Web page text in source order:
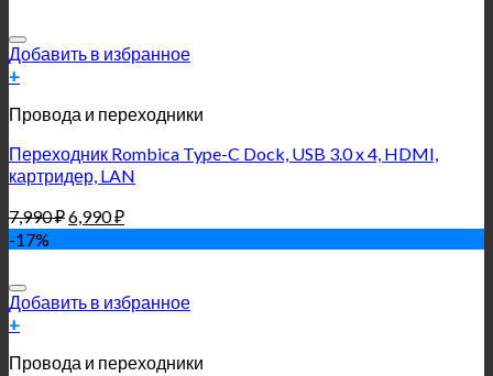
Добавить в избранное
+
Провода и переходники
Переходник Rombica Type-C Dock, USB 3.0 x 4, HDMI,
картридер, LAN
7,990₽6,990₽
-17%
Добавить в избранное
+
Провода и переходники